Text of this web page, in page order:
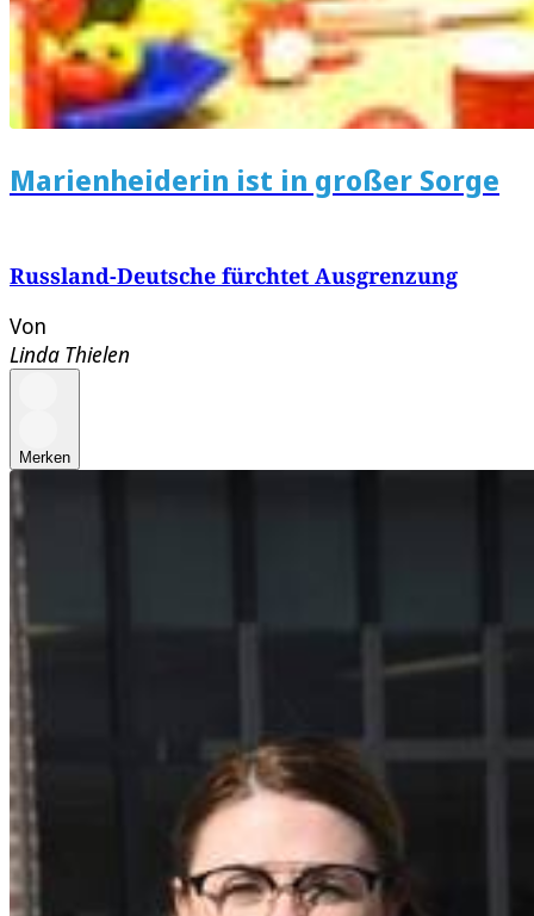
Marienheiderin ist in großer Sorge
Russland-Deutsche fürchtet Ausgrenzung
Von
Linda Thielen
Merken